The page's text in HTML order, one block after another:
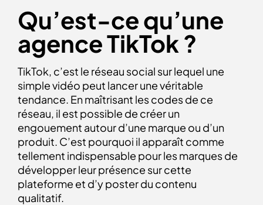
Qu’est-ce qu’une
agence TikTok ?
TikTok, c’est le réseau social sur lequel une
simple vidéo peut lancer une véritable
tendance. En maîtrisant les codes de ce
réseau, il est possible de créer un
engouement autour d’une marque ou d’un
produit. C’est pourquoi il apparaît comme
tellement indispensable pour les marques de
développer leur présence sur cette
plateforme et d’y poster du contenu
qualitatif.